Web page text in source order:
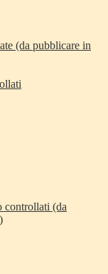
(da pubblicare in
controllati (da